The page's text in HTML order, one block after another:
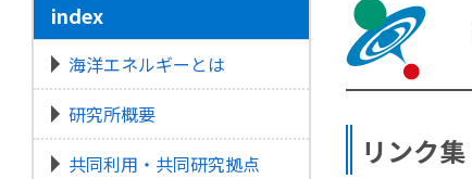
index
海洋エネルギーとは
研究所概要
共同利用・共同研究拠点
リンク集